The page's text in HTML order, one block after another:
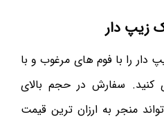
زیپ دار
را با فوم های مرغوب و با
کنید. سفارش در حجم بالای
منجر به ارزان ترین قیمت